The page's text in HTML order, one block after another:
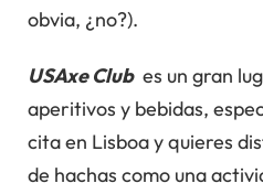
obvia, ¿no?).
USAxe Clubes un gran
aperitivos y bebidas,
cita en Lisboa y quieres
de hachas como una